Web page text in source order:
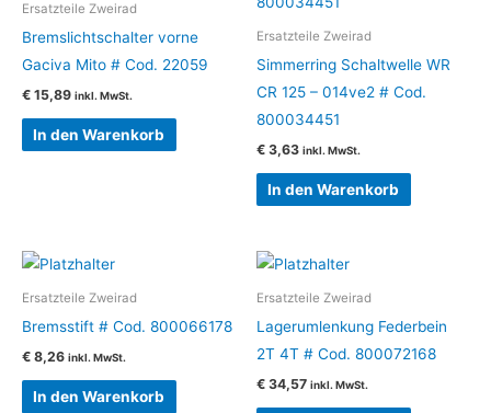
Ersatzteile Zweirad
Bremslichtschalter vorne
Gaciva Mito # Cod. 22059
€ 15,89 inkl. MwSt.
In den Warenkorb
Ersatzteile Zweirad
Simmerring Schaltwelle WR
CR 125 – 014ve2 # Cod.
800034451
€ 3,63 inkl. MwSt.
In den Warenkorb
Ersatzteile Zweirad
Bremsstift # Cod. 800066178
€ 8,26 inkl. MwSt.
In den Warenkorb
Ersatzteile Zweirad
Lagerumlenkung Federbein
2T 4T # Cod. 800072168
€ 34,57 inkl. MwSt.